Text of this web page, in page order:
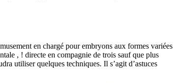
en chargé pour embryons aux formes variées
, ! directe en compagnie de trois sauf que plus
utiliser quelques techniques. Il s’agit d’astuces